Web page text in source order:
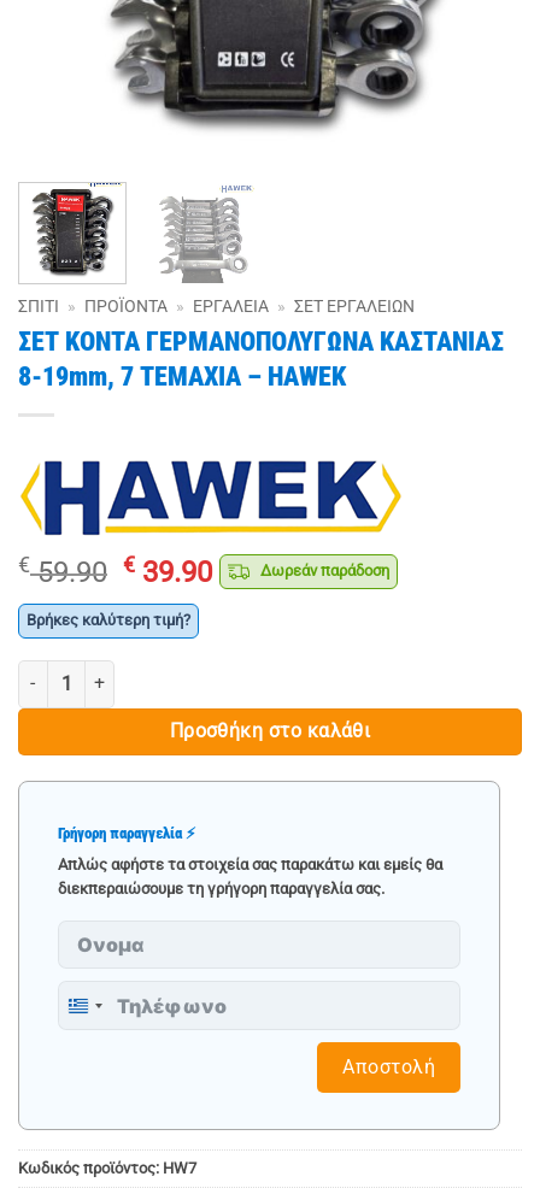
ΣΠΊΤΙ » ΠΡΟΪΌΝΤΑ » ΕΡΓΑΛΕΊΑ » ΣΕΤ ΕΡΓΑΛΕΊΩΝ
ΣΕΤ ΚΟΝΤΑ ΓΕΡΜΑΝΟΠΟΛΥΓΩΝΑ ΚΑΣΤΑΝΙΑΣ
8-19mm, 7 ΤΕΜΑΧΙΑ – HAWEK
€59.90 Original
price
was:
€ 39.90Η
τρέχουσα
Δωρεάν παράδοση
Βρήκες καλύτερη τιμή?
ΣΕΤ ΚΟΝΤΑ ΓΕΡΜΑΝΟΠΟΛΥΓΩΝΑ ΚΑΣΤΑΝΙΑΣ 8-19mm, 7 ΤΕΜΑΧΙΑ -
Προσθήκη στο καλάθι
Γρήγορη παραγγελία ⚡
Απλώς αφήστε τα στοιχεία σας παρακάτω και εμείς θα
διεκπεραιώσουμε τη γρήγορη παραγγελία σας.
Greece
Αποστολή
Κωδικός προϊόντος: HW7